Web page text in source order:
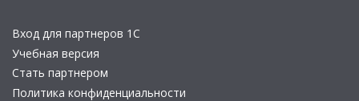
Вход для партнеров 1С
Учебная версия
Стать партнером
Политика конфиденциальности